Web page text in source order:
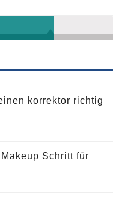
korrektor richtig
Schritt für